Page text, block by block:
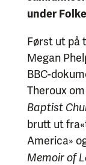
under
Først ut på
Megan
BBC-
Theroux
Baptist
brutt ut
America»
Memoir of